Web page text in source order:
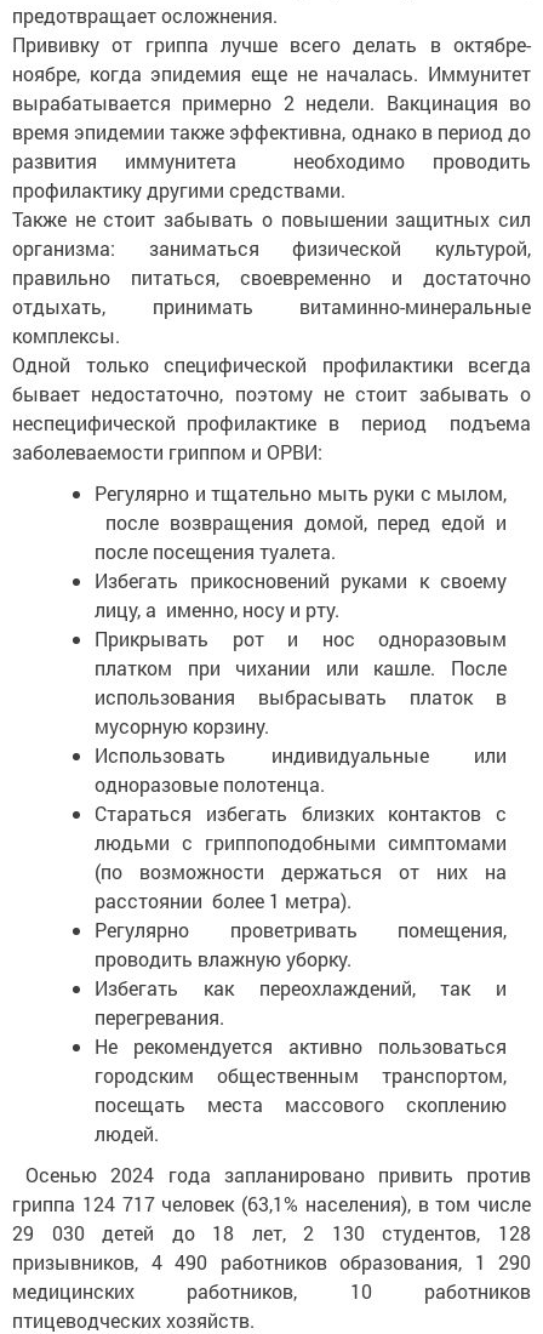
предотвращает осложнения.
Прививку от гриппа лучше всего делать в октябре-
ноябре, когда эпидемия еще не началась. Иммунитет
вырабатывается примерно 2 недели. Вакцинация во
время эпидемии также эффективна, однако в период до
развития иммунитета необходимо проводить
профилактику другими средствами.
Также не стоит забывать о повышении защитных сил
организма: заниматься физической культурой,
правильно питаться, своевременно и достаточно
отдыхать, принимать витаминно-минеральные
комплексы.
Одной только специфической профилактики всегда
бывает недостаточно, поэтому не стоит забывать о
неспецифической профилактике в период подъема
заболеваемости гриппом и ОРВИ:
Регулярно и тщательно мыть руки с мылом,
после возвращения домой, перед едой и
после посещения туалета.
Избегать прикосновений руками к своему
лицу, а именно, носу и рту.
Прикрывать рот и нос одноразовым
платком при чихании или кашле. После
использования выбрасывать платок в
мусорную корзину.
Использовать индивидуальные или
одноразовые полотенца.
Стараться избегать близких контактов с
людьми с гриппоподобными симптомами
(по возможности держаться от них на
расстоянии более 1 метра).
Регулярно проветривать помещения,
проводить влажную уборку.
Избегать как переохлаждений, так и
перегревания.
Не рекомендуется активно пользоваться
городским общественным транспортом,
посещать места массового скоплению
людей.
Осенью 2024 года запланировано привить против
гриппа 124 717 человек (63,1% населения), в том числе
29 030 детей до 18 лет, 2 130 студентов, 128
призывников, 4 490 работников образования, 1 290
медицинских работников, 10 работников
птицеводческих хозяйств.